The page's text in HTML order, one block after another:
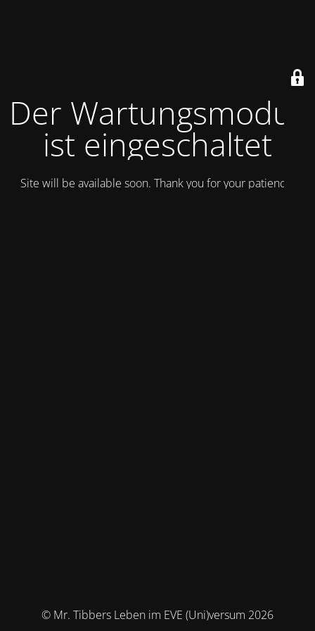
Der Wartungsmodus
ist eingeschaltet
Site will be available soon. Thank you for your patience!
© Mr. Tibbers Leben im EVE (Uni)versum 2026